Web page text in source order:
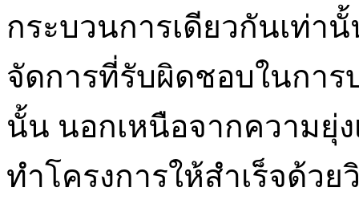
กระบวนการเดียวกันเท่า
จัดการที่รับผิดชอบในการ
นั้น นอกเหนือจากความยุ่
ทำโครงการให้สำเร็จด้ว